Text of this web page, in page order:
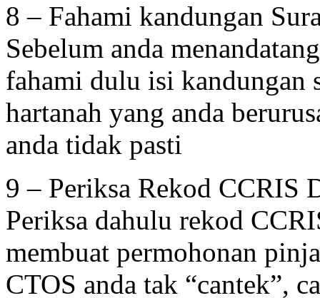
8 – Fahami kandungan
Sebelum anda
fahami dulu isi kandungan
hartanah yang anda
anda tidak pasti
9 – Periksa Rekod CCRIS
Periksa dahulu rekod
membuat permohonan
CTOS anda tak “cantek”,